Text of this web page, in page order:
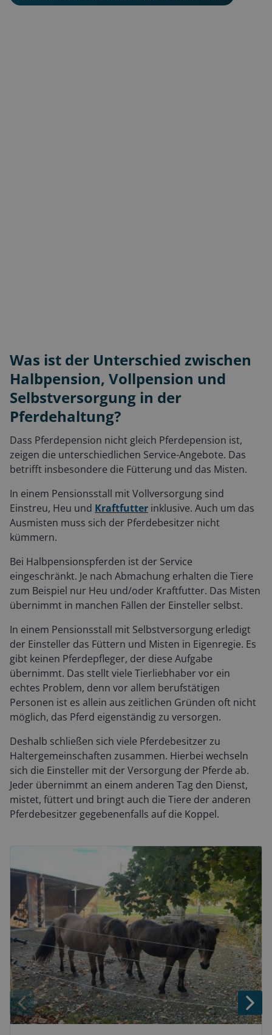
Was ist der Unterschied zwischen
Halbpension, Vollpension und
Selbstversorgung in der
Pferdehaltung?
Dass Pferdepension nicht gleich Pferdepension ist,
zeigen die unterschiedlichen Service-Angebote. Das
betrifft insbesondere die Fütterung und das Misten.
In einem Pensionsstall mit Vollversorgung sind
Einstreu, Heu und Kraftfutter inklusive. Auch um das
Ausmisten muss sich der Pferdebesitzer nicht
kümmern.
Bei Halbpensionspferden ist der Service
eingeschränkt. Je nach Abmachung erhalten die Tiere
zum Beispiel nur Heu und/oder Kraftfutter. Das Misten
übernimmt in manchen Fällen der Einsteller selbst.
In einem Pensionsstall mit Selbstversorgung erledigt
der Einsteller das Füttern und Misten in Eigenregie. Es
gibt keinen Pferdepfleger, der diese Aufgabe
übernimmt. Das stellt viele Tierliebhaber vor ein
echtes Problem, denn vor allem berufstätigen
Personen ist es allein aus zeitlichen Gründen oft nicht
möglich, das Pferd eigenständig zu versorgen.
Deshalb schließen sich viele Pferdebesitzer zu
Haltergemeinschaften zusammen. Hierbei wechseln
sich die Einsteller mit der Versorgung der Pferde ab.
Jeder übernimmt an einem anderen Tag den Dienst,
mistet, füttert und bringt auch die Tiere der anderen
Pferdebesitzer gegebenenfalls auf die Koppel.